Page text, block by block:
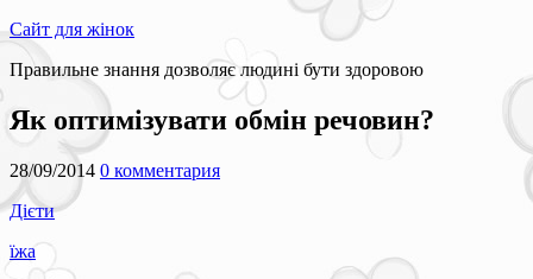
Сайт для жінок
Правильне знання дозволяє людині бути здоровою
Як оптимізувати обмін речовин?
28/09/2014 0 комментария
Дієти
їжа